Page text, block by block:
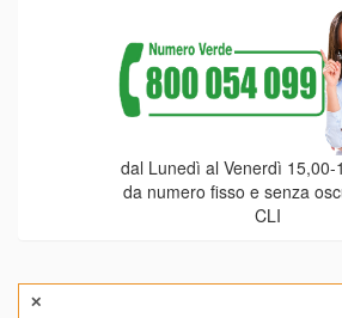
dal Lunedì al Venerdì 15,00-
da numero fisso e senza
CLI